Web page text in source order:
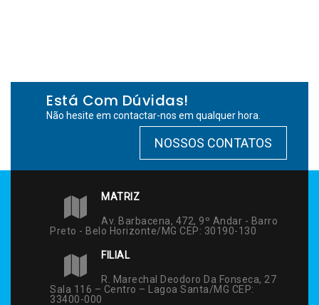
Está Com Dúvidas!
Não hesite em contactar-nos em qualquer hora.
NOSSOS CONTATOS
MATRIZ
Av. Barbacena, 472, 9º Andar - Barro
Preto - Belo Horizonte/MG CEP: 30190-130
FILIAL
R. Marechal Deodoro Da Fonseca, 27
Sala 116 – Centro – Lagoa Santa/MG CEP:
33400-000